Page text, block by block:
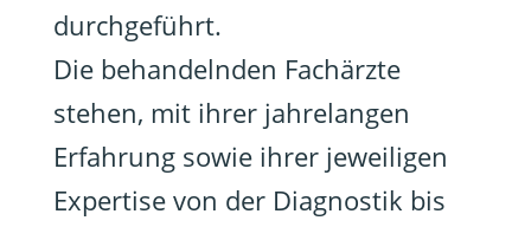
durchgeführt.
Die behandelnden Fachärzte
stehen, mit ihrer jahrelangen
Erfahrung sowie ihrer jeweiligen
Expertise von der Diagnostik bis